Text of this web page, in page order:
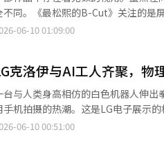
及部分教育税自动分配给全国17个市·道教育
教育财政充裕，促进了全国学校的设
府称“学生减少但财政膨胀”……对积累资金和财政浪费的压力 计划预算处等政府和经济学界提出
定比例分配给教育局，导致教育现场出现了不必要的'供给
预算，教育稳定基金等预备性资金积
校向所有学生免费发放平板电脑或提供现金福利等
，调整内国税联动比例（20.79%）
，推出高强度的支出结构调整方案。 政府的逻辑是，必须根据学龄人口减少这一量化指标，阻止不必
不同。《最松熙的B-Cut》关注的
了比完成的画面更为热烈的“B-Cut”
记住舞蹈和配合动作是不够的。他
是“曾经是歌手的人”，而是必须在
台上，我真的觉得自己跳得很好。
台经验逐渐积累。到最后的时候，我
舞蹈已经成为基本功，所以我更关注
06-10 01:09:00
克洛伊与AI工人齐聚，物
台与人类身高相仿的白色机器人伸
手机拍摄的热潮。这是LG电子展示
首尔江西区LG科学园举行的'物理AI
06-10 00:51:00